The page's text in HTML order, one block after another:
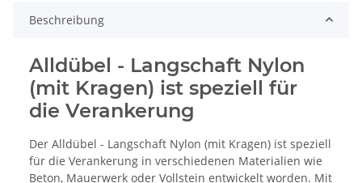
Beschreibung
Alldübel - Langschaft Nylon
(mit Kragen) ist speziell für
die Verankerung
Der Alldübel - Langschaft Nylon (mit Kragen) ist speziell
für die Verankerung in verschiedenen Materialien wie
Beton, Mauerwerk oder Vollstein entwickelt worden. Mit